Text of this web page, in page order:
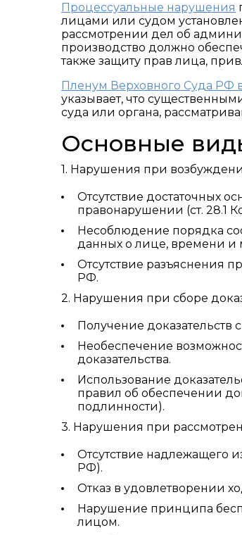
Процессуальные нарушения
лицами или судом
рассмотрении дел об
производство должно
также защиту прав лица,
Пленум Верховного Суда РФ
указывает, что
суда или органа,
Основные
1. Нарушения при
Отсутствие достаточных
правонарушении (ст. 28.1
Несоблюдение порядка
данных о лице, времени и
Отсутствие разъяснения
РФ.
2. Нарушения при сборе
Получение
Необеспечение
доказательства.
Использование
правил об обеспечении
подлинности).
3. Нарушения при
Отсутствие надлежащего
РФ).
Отказ в удовлетворении
Нарушение принципа
лицом.